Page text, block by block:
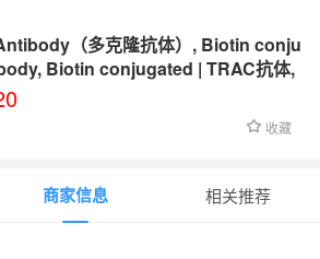
（多克隆抗体）, Biotin conju
Biotin conjugated | TRAC抗体,
收藏
商家信息 相关推荐